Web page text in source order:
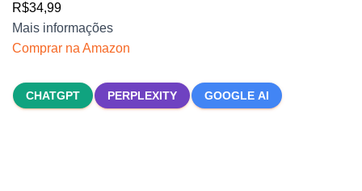
R$34,99
Mais informações
Comprar na Amazon
CHATGPT PERPLEXITY GOOGLE AI